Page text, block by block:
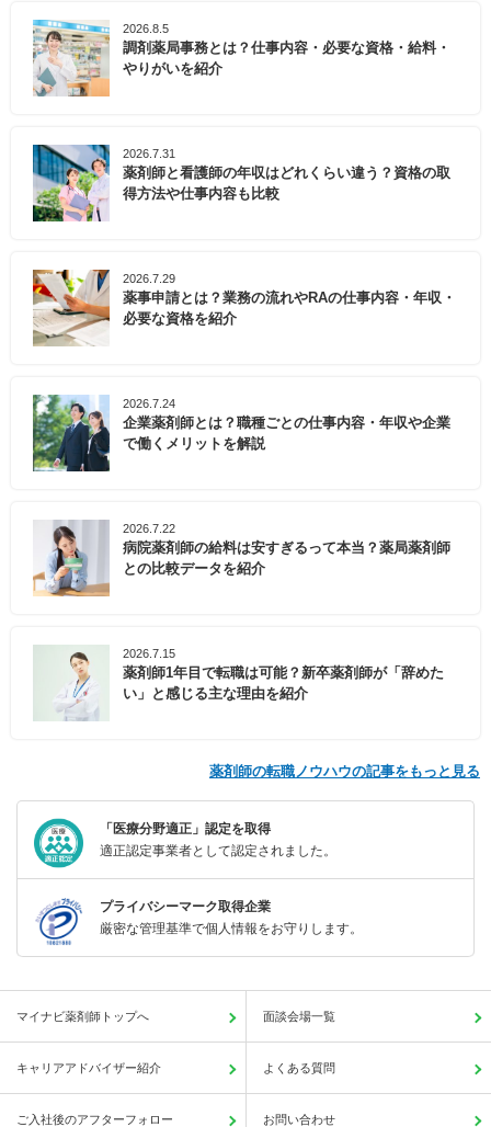
2026.8.5
調剤薬局事務とは？仕事内容・必要な資格・給料・
やりがいを紹介
2026.7.31
薬剤師と看護師の年収はどれくらい違う？資格の取
得方法や仕事内容も比較
2026.7.29
薬事申請とは？業務の流れやRAの仕事内容・年収・
必要な資格を紹介
2026.7.24
企業薬剤師とは？職種ごとの仕事内容・年収や企業
で働くメリットを解説
2026.7.22
病院薬剤師の給料は安すぎるって本当？薬局薬剤師
との比較データを紹介
2026.7.15
薬剤師1年目で転職は可能？新卒薬剤師が「辞めた
い」と感じる主な理由を紹介
薬剤師の転職ノウハウの記事をもっと見る
「医療分野適正」認定を取得
適正認定事業者として認定されました。
プライバシーマーク取得企業
厳密な管理基準で個人情報をお守りします。
マイナビ薬剤師トップへ 面談会場一覧
キャリアアドバイザー紹介 よくある質問
ご入社後のアフターフォロー お問い合わせ